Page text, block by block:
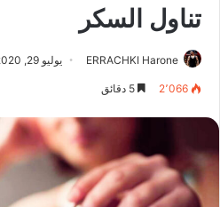
تناول السكر
ERRACHKI Harone يوليو 29, 2020
2٬066